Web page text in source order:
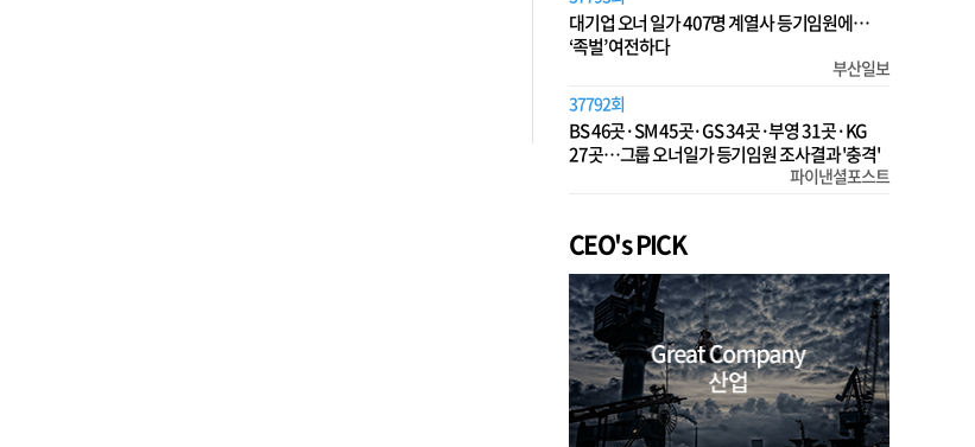
대기업 오너 일가 407명 계열사 등기임원에…
‘족벌’ 여전하다
부산일보
37792회
BS 46곳·SM 45곳·GS 34곳·부영 31곳·KG
27곳…그룹 오너일가 등기임원 조사결과 '충격'
파이낸셜포스트
CEO's PICK